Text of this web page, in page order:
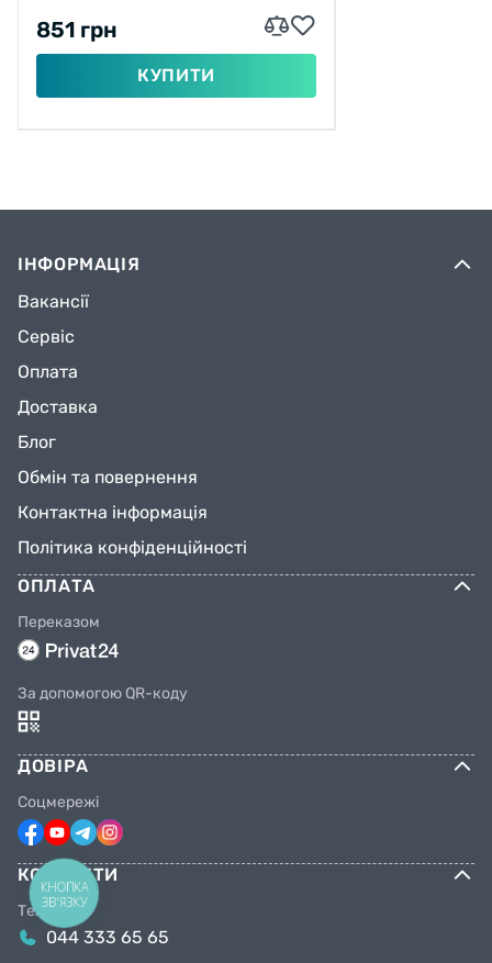
851 грн
КУПИТИ
ІНФОРМАЦІЯ
Вакансії
Сервіс
Оплата
Доставка
Блог
Обмін та повернення
Контактна інформація
Політика конфіденційності
ОПЛАТА
Переказом
За допомогою QR-коду
ДОВІРА
Соцмережі
КОНТАКТИ
Телефони
044 333 65 65
КНОПКА
ЗВ'ЯЗКУ